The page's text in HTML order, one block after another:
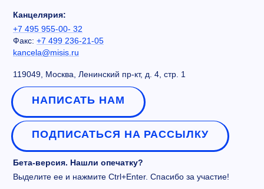
Канцелярия:
+7 495 955-00- 32
Факс: +7 499 236-21-05
kancela@misis.ru
119049, Москва, Ленинский пр-кт, д. 4, стр. 1
НАПИСАТЬ НАМ
ПОДПИСАТЬСЯ НА РАССЫЛКУ
Бета-версия. Нашли опечатку?
Выделите ее и нажмите Ctrl+Enter. Спасибо за участие!